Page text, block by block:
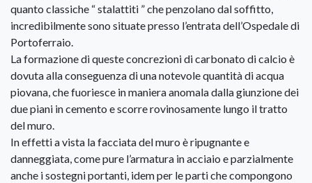
quanto classiche “ stalattiti ” che penzolano dal soffitto,
incredibilmente sono situate presso l’entrata dell’Ospedale di
Portoferraio.
La formazione di queste concrezioni di carbonato di calcio è
dovuta alla conseguenza di una notevole quantità di acqua
piovana, che fuoriesce in maniera anomala dalla giunzione dei
due piani in cemento e scorre rovinosamente lungo il tratto
del muro.
In effetti a vista la facciata del muro è ripugnante e
danneggiata, come pure l’armatura in acciaio e parzialmente
anche i sostegni portanti, idem per le parti che compongono